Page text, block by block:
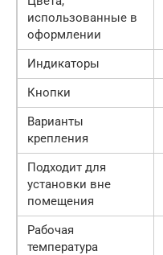
использованные в
оформлении
Индикаторы
Кнопки
Варианты
крепления
Подходит для
установки вне
помещения
Рабочая
температура